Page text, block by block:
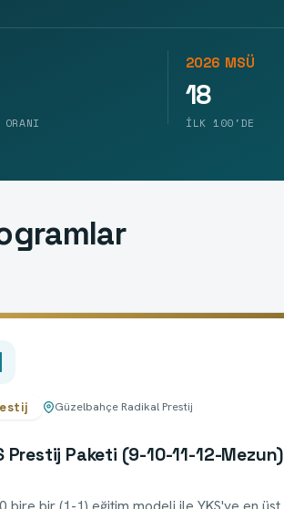
ORANI
2026 MSÜ
18
İLK 100'DE
Güzelbahçe Radikal Prestij
Prestij Paketi (9-10-11-12-Mezun)